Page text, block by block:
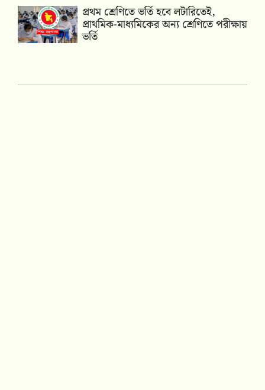
প্রথম শ্রেণিতে ভর্তি হবে লটারিতেই,
প্রাথমিক-মাধ্যমিকের অন্য শ্রেণিতে পরীক্ষায়
ভর্তি